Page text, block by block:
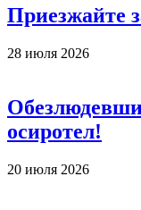
Приезжайте
28 июля 2026
осиротел!
20 июля 2026